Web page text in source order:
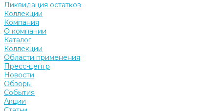
Ликвидация остатков
Коллекции
Компания
О компании
Каталог
Коллекции
Области применения
Пресс-центр
Новости
Обзоры
События
Акции